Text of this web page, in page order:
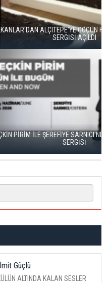
HİKAYESİ: "KÖK HALI"
"DÜN İLE BUGÜN"
Güçlü
ALTINDA KALAN SESLER